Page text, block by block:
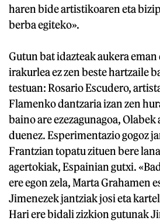
haren bide artistikoaren eta
berba egiteko».
Gutun bat idazteak aukera eman
irakurlea ez zen beste hartzaile
testuan: Rosario Escudero,
Flamenko dantzaria izan zen
baino are ezezagunagoa,
duenez. Esperimentazio gogoz
Frantzian topatu zituen bere
agertokiak, Espainian gutxi.
ere egon zela, Marta Grahamen
Jimenezek jantziak josi eta
Hari ere bidali zizkion gutunak